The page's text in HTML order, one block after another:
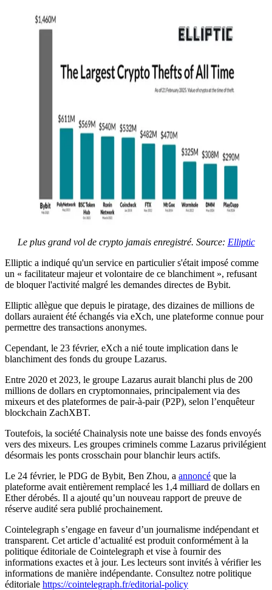
Le plus grand vol de crypto jamais enregistré. Source: Elliptic
Elliptic a indiqué qu'un service en particulier s'était imposé comme
un « facilitateur majeur et volontaire de ce blanchiment », refusant
de bloquer l'activité malgré les demandes directes de Bybit.
Elliptic allègue que depuis le piratage, des dizaines de millions de
dollars auraient été échangés via eXch, une plateforme connue pour
permettre des transactions anonymes.
Cependant, le 23 février, eXch a nié toute implication dans le
blanchiment des fonds du groupe Lazarus.
Entre 2020 et 2023, le groupe Lazarus aurait blanchi plus de 200
millions de dollars en cryptomonnaies, principalement via des
mixeurs et des plateformes de pair-à-pair (P2P), selon l’enquêteur
blockchain ZachXBT.
Toutefois, la société Chainalysis note une baisse des fonds envoyés
vers des mixeurs. Les groupes criminels comme Lazarus privilégient
désormais les ponts crosschain pour blanchir leurs actifs.
Le 24 février, le PDG de Bybit, Ben Zhou, a annoncé que la
plateforme avait entièrement remplacé les 1,4 milliard de dollars en
Ether dérobés. Il a ajouté qu’un nouveau rapport de preuve de
réserve audité sera publié prochainement.
Cointelegraph s’engage en faveur d’un journalisme indépendant et
transparent. Cet article d’actualité est produit conformément à la
politique éditoriale de Cointelegraph et vise à fournir des
informations exactes et à jour. Les lecteurs sont invités à vérifier les
informations de manière indépendante. Consultez notre politique
éditoriale https://cointelegraph.fr/editorial-policy